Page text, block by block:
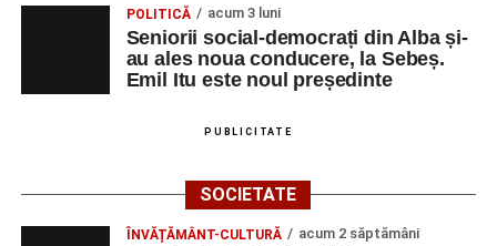
POLITICĂ acum 3 luni
Seniorii social-democrați din Alba și-
au ales noua conducere, la Sebeș.
Emil Itu este noul președinte
PUBLICITATE
SOCIETATE
ÎNVĂȚĂMÂNT-CULTURĂ acum 2 săptămâni